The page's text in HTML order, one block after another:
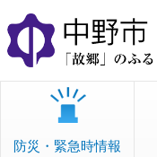
本
文
へ
移
防災・緊急時情報